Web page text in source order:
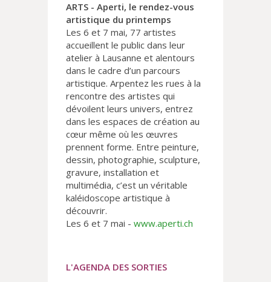
ARTS - Aperti, le rendez-vous
artistique du printemps
Les 6 et 7 mai, 77 artistes
accueillent le public dans leur
atelier à Lausanne et alentours
dans le cadre d’un parcours
artistique. Arpentez les rues à la
rencontre des artistes qui
dévoilent leurs univers, entrez
dans les espaces de création au
cœur même où les œuvres
prennent forme. Entre peinture,
dessin, photographie, sculpture,
gravure, installation et
multimédia, c’est un véritable
kaléidoscope artistique à
découvrir.
Les 6 et 7 mai - www.aperti.ch
L'AGENDA DES SORTIES